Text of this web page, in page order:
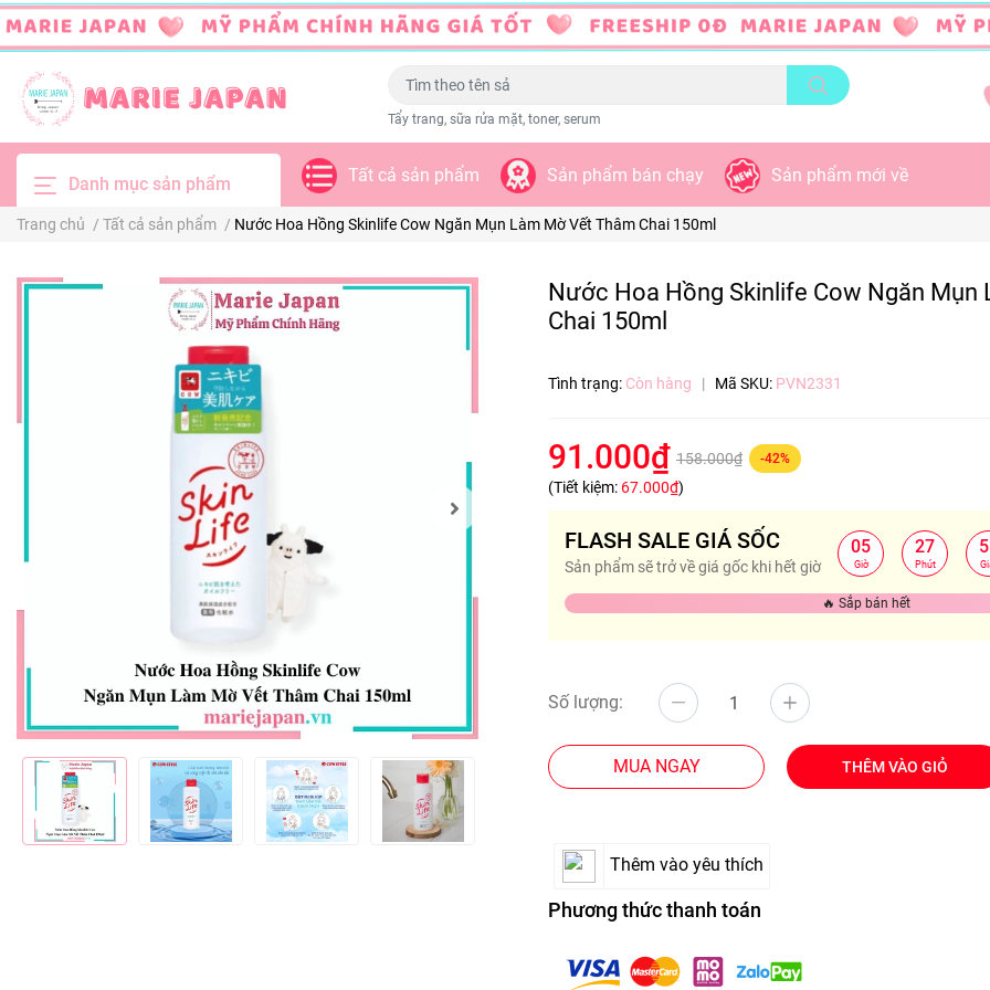
Tẩy trang, sữa rửa mặt, toner, serum
Danh mục sản phẩm Tất cả sản phẩm Sản phẩm bán chạy Sản phẩm mới về
Trang chủ / Tất cả sản phẩm / Nước Hoa Hồng Skinlife Cow Ngăn Mụn Làm Mờ Vết Thâm Chai 150ml
Nước Hoa Hồng Skinlife Cow Ngăn Mụn
Chai 150ml
Tình trạng: Còn hàng | Mã SKU: PVN2331
91.000₫ 158.000₫ -42%
(Tiết kiệm: 67.000₫)
FLASH SALE GIÁ SỐC
Sản phẩm sẽ trở về giá gốc khi hết giờ
05
Giờ
27
Phút
🔥 Sắp bán hết
Số lượng:
MUA NGAY THÊM VÀO GIỎ
Thêm vào yêu thích
Phương thức thanh toán